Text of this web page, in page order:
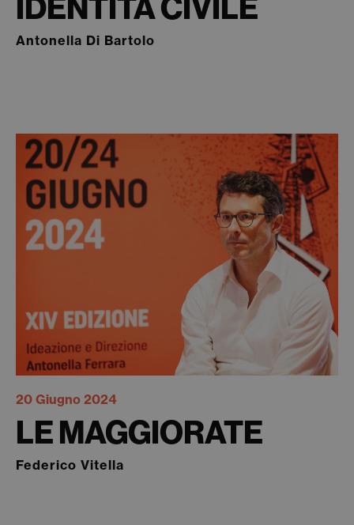
Antonella Di Bartolo
20 Giugno 2024
LE MAGGIORATE
Federico Vitella